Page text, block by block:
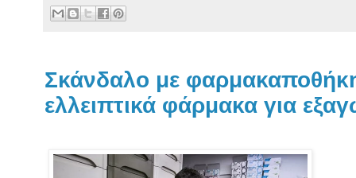
Σκάνδαλο με
ελλειπτικά φάρμακα για